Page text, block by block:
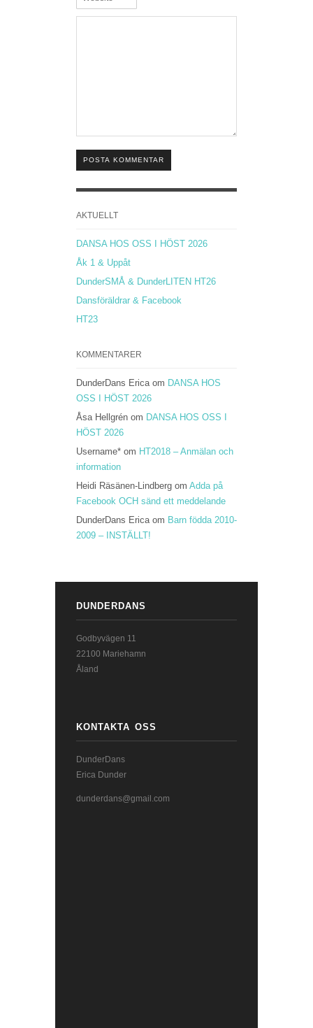
POSTA KOMMENTAR
AKTUELLT
DANSA HOS OSS I HÖST 2026
Åk 1 & Uppåt
DunderSMÅ & DunderLITEN HT26
Dansföräldrar & Facebook
HT23
KOMMENTARER
DunderDans Ericaom DANSA HOS
OSS I HÖST 2026
Åsa Hellgrén om DANSA HOS OSS I
HÖST 2026
Username* om HT2018 – Anmälan och
information
Heidi Räsänen-Lindberg om Adda på
Facebook OCH sänd ett meddelande
DunderDans Ericaom Barn födda 2010-
2009 – INSTÄLLT!
DUNDERDANS
Godbyvägen 11
22100 Mariehamn
Åland
KONTAKTA OSS
DunderDans
Erica Dunder
dunderdans@gmail.com